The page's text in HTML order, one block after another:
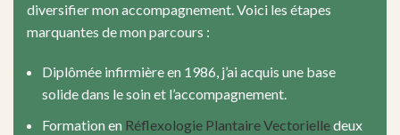
diversifier mon accompagnement. Voici les étapes
marquantes de mon parcours :
Diplômée infirmière en 1986, j’ai acquis une base
solide dans le soin et l’accompagnement.
Formation en Réflexologie Plantaire Vectorielledeux